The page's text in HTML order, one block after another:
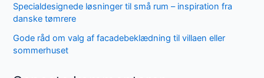
Specialdesignede løsninger til små rum – inspiration fra
danske tømrere
Gode råd om valg af facadebeklædning til villaen eller
sommerhuset